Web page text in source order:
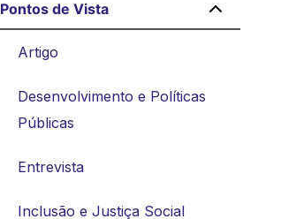
Pontos de Vista
Artigo
Desenvolvimento e Políticas
Públicas
Entrevista
Inclusão e Justiça Social